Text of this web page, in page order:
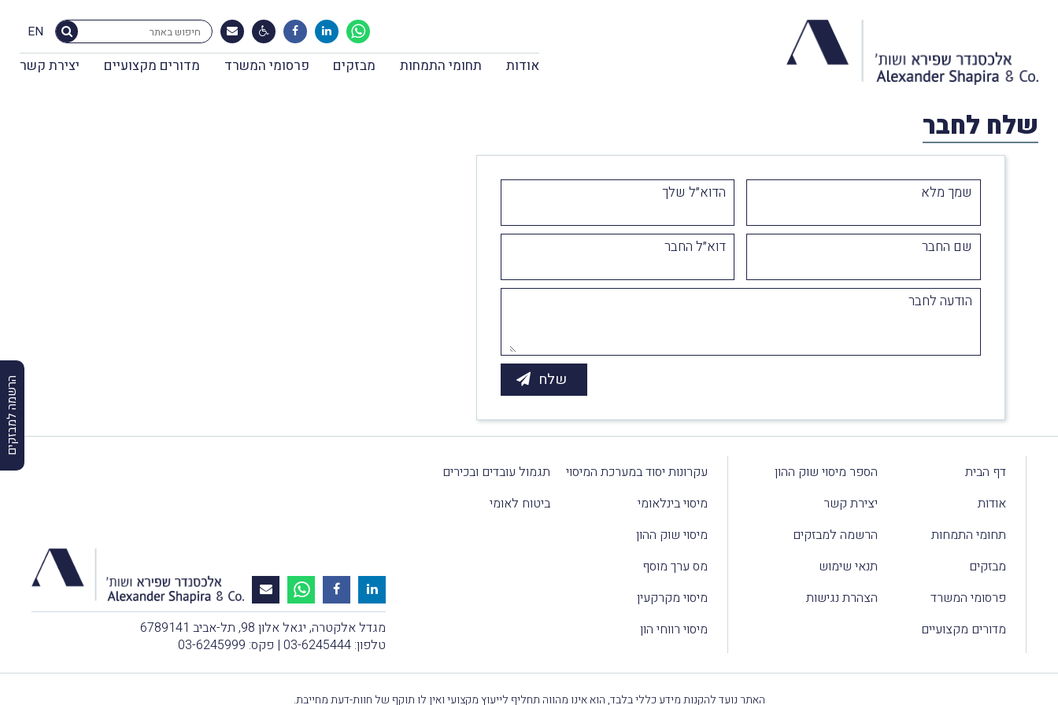
EN
אודות תחומי התמחות מבזקים פרסומי המשרד מדורים מקצועיים יצירת קשר
הרשמה למבזקים
שלח לחבר
שמך מלא הדוא״ל שלך
שם החבר דוא״ל החבר
הודעה לחבר
דף הבית
אודות
תחומי התמחות
מבזקים
פרסומי המשרד
מדורים מקצועיים
הספר מיסוי שוק ההון
יצירת קשר
הרשמה למבזקים
תנאי שימוש
הצהרת נגישות
עקרונות יסוד במערכת המיסוי
מיסוי בינלאומי
מיסוי שוק ההון
מס ערך מוסף
מיסוי מקרקעין
מיסוי רווחי הון
תגמול עובדים ובכירים
ביטוח לאומי
מגדל אלקטרה, יגאל אלון 98, תל-אביב 6789141
טלפון: 03-6245444 | פקס: 03-6245999
האתר נועד להקנות מידע כללי בלבד, הוא אינו מהווה תחליף לייעוץ מקצועי ואין לו תוקף של חוות-דעת מחייבת.